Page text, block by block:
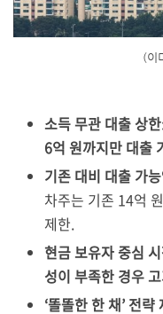
(이
소득 무관 대출 상한
6억 원까지만 대출
기존 대비 대출 가
차주는 기존 14억
제한.
현금 보유자 중심
성이 부족한 경우
‘똘똘한 한 채’ 전략